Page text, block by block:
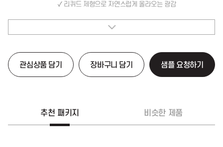
✓ 리퀴드 제형으로 자연스럽게 올라오는 광감
✓ 가벼운 제형의 오일이 함유되어 끈적임 NO!
✓ 베이스의 밀림없이 마무리되는 사용감
1. 베이스 메이크업의 마지막 단계에서 사용해주세요.
2. 광감을 주고 싶은 포인트(C존, 콧대 등)에 가볍게
발라줍니다.
관심상품 담기 장바구니 담기 샘플 요청하기
추천 패키지 비슷한 제품